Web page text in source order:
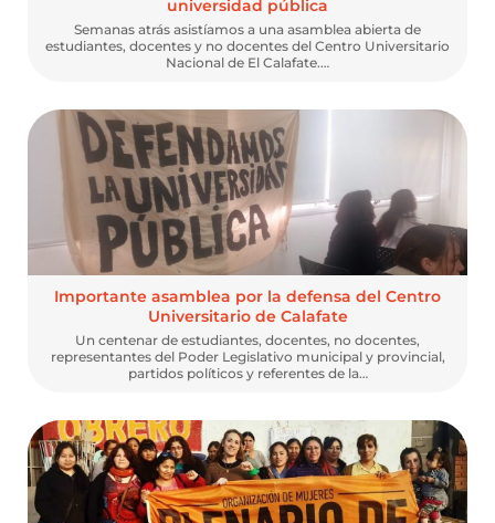
universidad pública
Semanas atrás asistíamos a una asamblea abierta de
estudiantes, docentes y no docentes del Centro Universitario
Nacional de El Calafate.…
Importante asamblea por la defensa del Centro
Universitario de Calafate
Un centenar de estudiantes, docentes, no docentes,
representantes del Poder Legislativo municipal y provincial,
partidos políticos y referentes de la…